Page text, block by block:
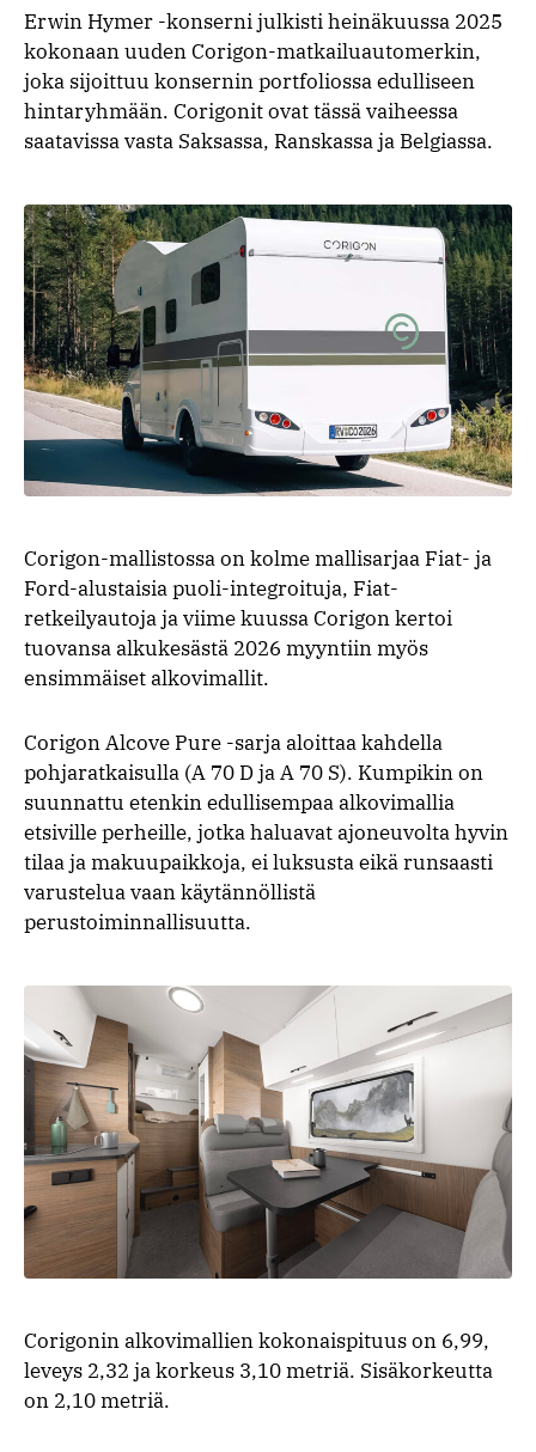
Erwin Hymer -konserni julkisti heinäkuussa 2025
kokonaan uuden Corigon-matkailuautomerkin,
joka sijoittuu konsernin portfoliossa edulliseen
hintaryhmään. Corigonit ovat tässä vaiheessa
saatavissa vasta Saksassa, Ranskassa ja Belgiassa.
Corigon-mallistossa on kolme mallisarjaa Fiat- ja
Ford-alustaisia puoli-integroituja, Fiat-
retkeilyautoja ja viime kuussa Corigon kertoi
tuovansa alkukesästä 2026 myyntiin myös
ensimmäiset alkovimallit.
Corigon Alcove Pure -sarja aloittaa kahdella
pohjaratkaisulla (A 70 D ja A 70 S). Kumpikin on
suunnattu etenkin edullisempaa alkovimallia
etsiville perheille, jotka haluavat ajoneuvolta hyvin
tilaa ja makuupaikkoja, ei luksusta eikä runsaasti
varustelua vaan käytännöllistä
perustoiminnallisuutta.
Corigonin alkovimallien kokonaispituus on 6,99,
leveys 2,32 ja korkeus 3,10 metriä. Sisäkorkeutta
on 2,10 metriä.